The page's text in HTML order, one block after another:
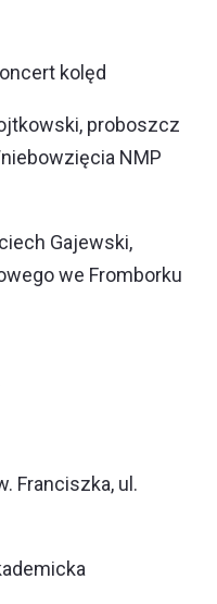
kolęd
proboszcz
NMP
Gajewski,
we Fromborku
Franciszka, ul.